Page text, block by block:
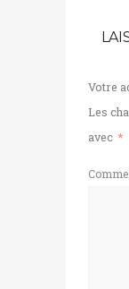
Votre
Les
avec *